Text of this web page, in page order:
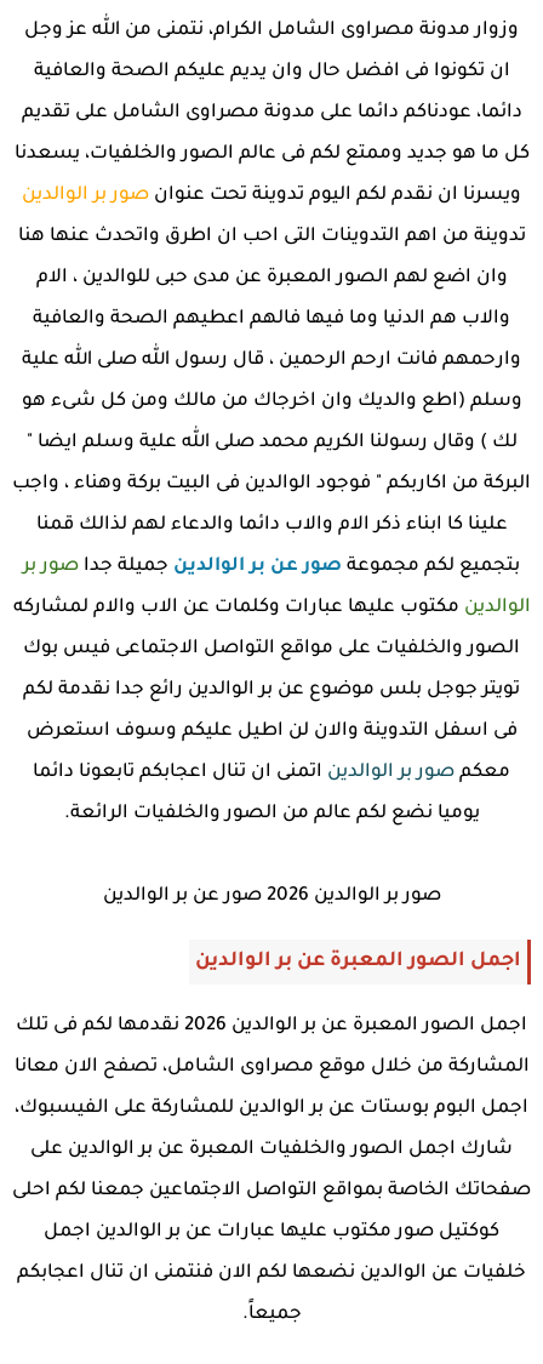
وزوار مدونة مصراوى الشامل الكرام، نتمنى من الله عز وجل
ان تكونوا فى افضل حال وان يديم عليكم الصحة والعافية
دائما، عودناكم دائما على مدونة مصراوى الشامل على تقديم
كل ما هو جديد وممتع لكم فى عالم الصور والخلفيات، يسعدنا
ويسرنا ان نقدم لكم اليوم تدوينة تحت عنوان صور بر الوالدين
تدوينة من اهم التدوينات التى احب ان اطرق واتحدث عنها هنا
وان اضع لهم الصور المعبرة عن مدى حبى للوالدين ، الام
والاب هم الدنيا وما فيها فالهم اعطيهم الصحة والعافية
وارحمهم فانت ارحم الرحمين ، قال رسول الله صلى الله علية
وسلم (اطع والديك وان اخرجاك من مالك ومن كل شىء هو
لك ) وقال رسولنا الكريم محمد صلى الله علية وسلم ايضا "
البركة من اكاربكم " فوجود الوالدين فى البيت بركة وهناء ، واجب
علينا كا ابناء ذكر الام والاب دائما والدعاء لهم لذالك قمنا
بتجميع لكم مجموعة صور عن بر الوالدين جميلة جدا صور بر
الوالدين مكتوب عليها عبارات وكلمات عن الاب والام لمشاركه
الصور والخلفيات على مواقع التواصل الاجتماعى فيس بوك
تويتر جوجل بلس موضوع عن بر الوالدين رائع جدا نقدمة لكم
فى اسفل التدوينة والان لن اطيل عليكم وسوف استعرض
معكم صور بر الوالدين اتمنى ان تنال اعجابكم تابعونا دائما
يوميا نضع لكم عالم من الصور والخلفيات الرائعة.
صور بر الوالدين 2026 صور عن بر الوالدين
اجمل الصور المعبرة عن بر الوالدين
اجمل الصور المعبرة عن بر الوالدين 2026 نقدمها لكم فى تلك
المشاركة من خلال موقع مصراوى الشامل، تصفح الان معانا
اجمل البوم بوستات عن بر الوالدين للمشاركة على الفيسبوك،
شارك اجمل الصور والخلفيات المعبرة عن بر الوالدين على
صفحاتك الخاصة بمواقع التواصل الاجتماعين جمعنا لكم احلى
كوكتيل صور مكتوب عليها عبارات عن بر الوالدين اجمل
خلفيات عن الوالدين نضعها لكم الان فنتمنى ان تنال اعجابكم
جميعاً.